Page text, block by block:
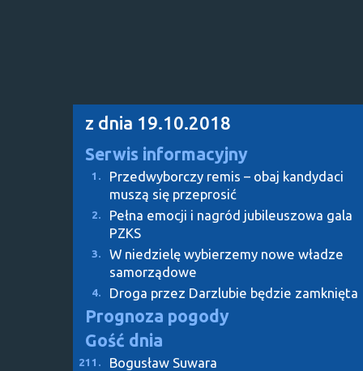
z dnia 19.10.2018
Serwis informacyjny
1.
Przedwyborczy remis – obaj kandydaci
muszą się przeprosić
2.
Pełna emocji i nagród jubileuszowa gala
PZKS
3.
W niedzielę wybierzemy nowe władze
samorządowe
4. Droga przez Darzlubie będzie zamknięta
Prognoza pogody
Gość dnia
211. Bogusław Suwara